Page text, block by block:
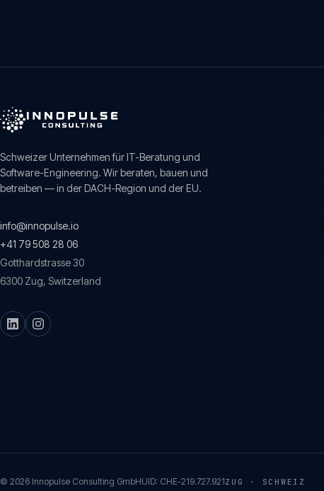
Schweizer Unternehmen für IT-Beratung und
Software-Engineering. Wir beraten, bauen und
betreiben — in der DACH-Region und der EU.
info@innopulse.io
+41 79 508 28 06
Gotthardstrasse 30
6300 Zug, Switzerland
© 2026 Innopulse Consulting GmbHUID: CHE-219.727.921ZUG · SCHWEIZ